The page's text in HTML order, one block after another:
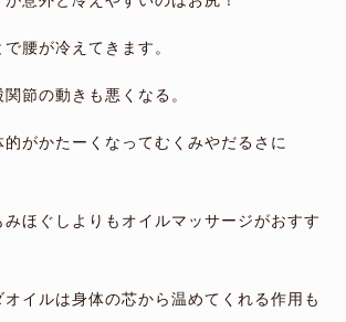
腰が冷えてきます。
節の動きも悪くなる。
的がかたーくなってむくみやだるさに
みほぐしよりもオイルマッサージがおすす
オイルは身体の芯から温めてくれる作用も